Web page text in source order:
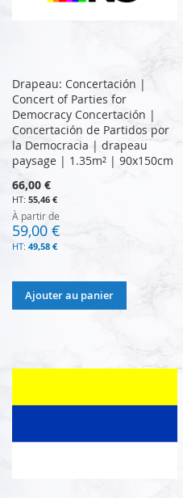
Drapeau: Concertación |
Concert of Parties for
Democracy Concertación |
Concertación de Partidos por
la Democracia | drapeau
paysage | 1.35m² | 90x150cm
66,00 €
55,46 €
À partir de
59,00 €
49,58 €
Ajouter au panier